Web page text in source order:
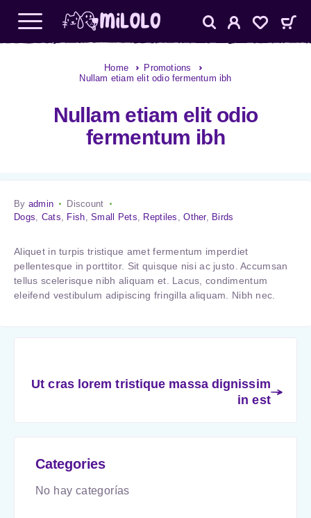
Home
Promotions
Nullam etiam elit odio fermentum ibh
Nullam etiam elit odio
fermentum ibh
By admin
Discount
Dogs, Cats, Fish,Small Pets, Reptiles ,Other, Birds
Aliquet in turpis tristique amet fermentum imperdiet
pellentesque in porttitor. Sit quisque nisi ac justo. Accumsan
tellus scelerisque nibh aliquam et. Lacus, condimentum
eleifend vestibulum adipiscing fringilla aliquam. Nibh nec.
Ut cras lorem tristique massa dignissim
in est
Categories
No hay categorías